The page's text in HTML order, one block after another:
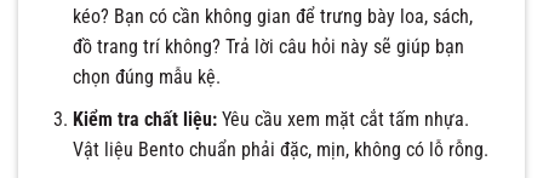
kéo? Bạn có cần không gian để trưng bày loa, sách,
đồ trang trí không? Trả lời câu hỏi này sẽ giúp bạn
chọn đúng mẫu kệ.
Kiểm tra chất liệu:Yêu cầu xem mặt cắt tấm nhựa.
Vật liệu Bento chuẩn phải đặc, mịn, không có lỗ rỗng.